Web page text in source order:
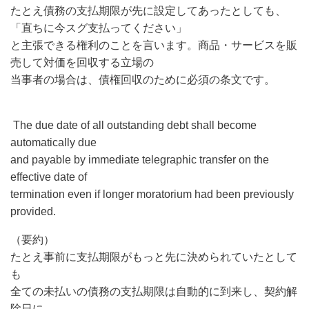
たとえ債務の支払期限が先に設定してあったとしても、
「直ちに今スグ支払ってください」
と主張できる権利のことを言います。商品・サービスを販
売して対価を回収する立場の
当事者の場合は、債権回収のために必須の条文です。
The due date of all outstanding debt shall become
automatically due
and payable by immediate telegraphic transfer on the
effective date of
termination even if longer moratorium had been previously
provided.
（要約）
たとえ事前に支払期限がもっと先に決められていたとして
も
全ての未払いの債務の支払期限は自動的に到来し、契約解